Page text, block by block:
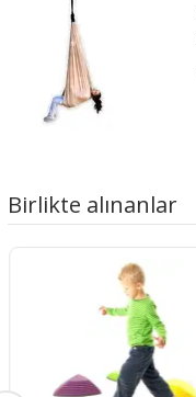
Birlikte alınanlar